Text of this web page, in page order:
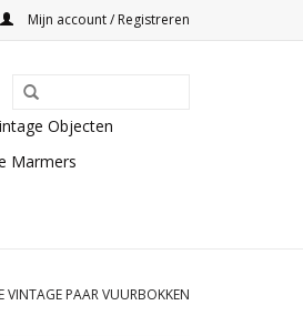
Mijn account / Registreren
Objecten
Marmers
VINTAGE PAAR VUURBOKKEN